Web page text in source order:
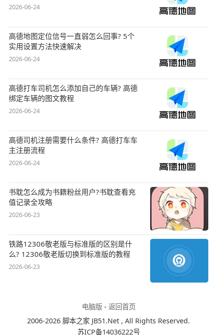
2026-06-24
高德地图定位信号一直弱怎么回事? 5个
实用设置方法快速解决
2026-06-24
高德打车司机怎么添加自己的车辆? 高德
绑定车辆的图文教程
2026-06-24
高德司机注册需要什么条件? 高德打车车
主注册流程
2026-06-24
书耽怎么成为书籍粉丝用户?书耽查看充
值记录全攻略
2026-06-23
铁路12306敬老版与标准版的区别是什
么? 12306敬老版切换到标准版的教程
2026-06-23
电脑版- 返回首页
2006-2026 脚本之家 JB51.Net , All Rights Reserved.
苏ICP备14036222号